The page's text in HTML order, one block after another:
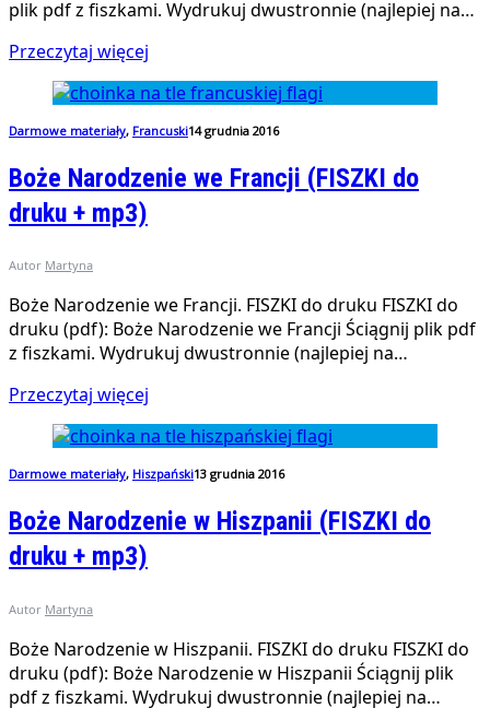
plik pdf z fiszkami. Wydrukuj dwustronnie (najlepiej na…
Przeczytaj więcej
Darmowe materiały, Francuski14 grudnia 2016
Boże Narodzenie we Francji (FISZKI do
druku + mp3)
Autor Martyna
Boże Narodzenie we Francji. FISZKI do druku FISZKI do
druku (pdf): Boże Narodzenie we Francji Ściągnij plik pdf
z fiszkami. Wydrukuj dwustronnie (najlepiej na…
Przeczytaj więcej
Darmowe materiały, Hiszpański13 grudnia 2016
Boże Narodzenie w Hiszpanii (FISZKI do
druku + mp3)
Autor Martyna
Boże Narodzenie w Hiszpanii. FISZKI do druku FISZKI do
druku (pdf): Boże Narodzenie w Hiszpanii Ściągnij plik
pdf z fiszkami. Wydrukuj dwustronnie (najlepiej na…